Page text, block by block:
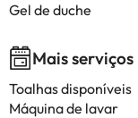
Gel de duche
Mais serviços
Toalhas disponíveis
Máquina de lavar